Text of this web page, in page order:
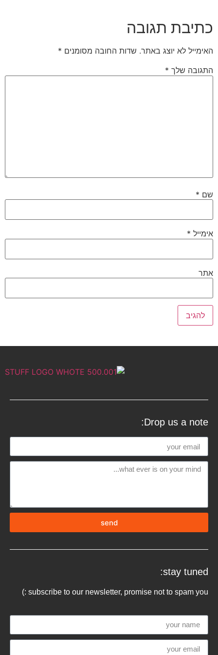
כתיבת תגובה
האימייל לא יוצג באתר. שדות החובה מסומנים *
התגובה שלך *
שם *
אימייל *
אתר
Drop us a note:
send
stay tuned:
subscribe to our newsletter, promise not to spam you :)